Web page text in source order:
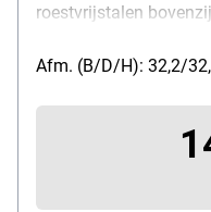
roestvrijstalen
kalibrering, levering
Afm. (B/D/H): 32,2/